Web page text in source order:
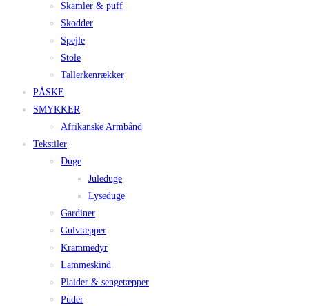
Skamler & puff
Skodder
Spejle
Stole
Tallerkenrækker
PÅSKE
SMYKKER
Afrikanske Armbånd
Tekstiler
Duge
Juleduge
Lyseduge
Gardiner
Gulvtæpper
Krammedyr
Lammeskind
Plaider & sengetæpper
Puder